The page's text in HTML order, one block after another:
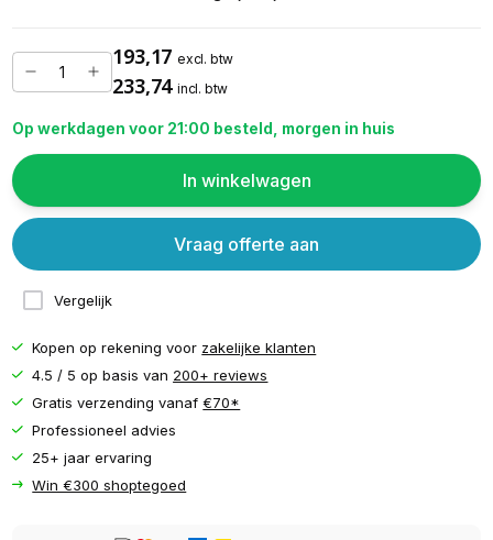
193,17 excl. btw
233,74 incl. btw
Op werkdagen voor 21:00 besteld, morgen in huis
In winkelwagen
Vergelijk
Vraag offerte aan
Kopen op rekening voor zakelijke klanten
4.5 / 5 op basis van 200+ reviews
Gratis verzending vanaf€70*
Professioneel advies
25+ jaar ervaring
Win €300 shoptegoed